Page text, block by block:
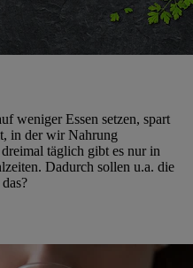
weniger Essen setzen, spart
in der wir Nahrung
täglich gibt es nur in
Dadurch sollen u.a. die